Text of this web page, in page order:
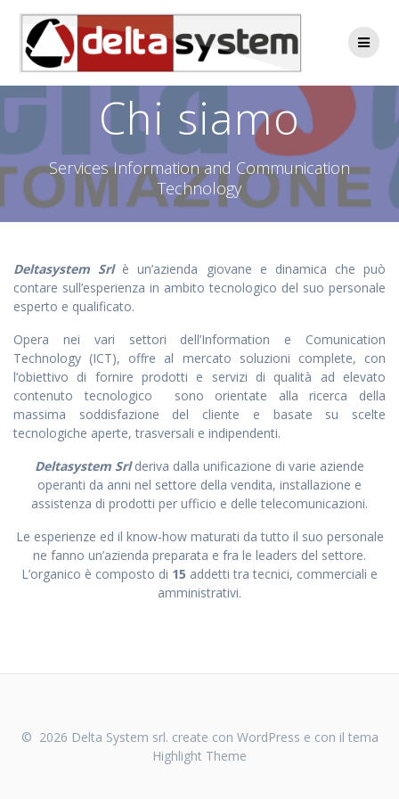
content
Chi siamo
Services Information and Communication
Technology
Deltasystem Srlè un’azienda giovane e dinamica che può
contare sull’esperienza in ambito tecnologico del suo personale
esperto e qualificato.
Opera nei vari settori dell’Information e Comunication
Technology (ICT), offre al mercato soluzioni complete, con
l’obiettivo di fornire prodotti e servizi di qualità ad elevato
contenuto tecnologico sono orientate alla ricerca della
massima soddisfazione del cliente e basate su scelte
tecnologiche aperte, trasversali e indipendenti.
Deltasystem Srlderiva dalla unificazione di varie aziende
operanti da anni nel settore della vendita, installazione e
assistenza di prodotti per ufficio e delle telecomunicazioni.
Le esperienze ed il know-how maturati da tutto il suo personale
ne fanno un’azienda preparata e fra le leaders del settore.
L’organico è composto di 15 addetti tra tecnici, commerciali e
amministrativi.
© 2026 Delta System srl. create con WordPress e con il tema
Highlight Theme